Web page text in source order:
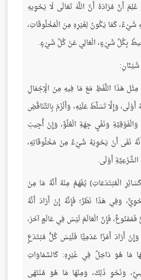
أَنَّ مُرَادَهُ أَنَّ اللَّهَ تَعَالَى لَا يَحْوِيهِ
كَمَا يَكُونُ لِغَيْرِهِ مِنَ الْمَخْلُوقَاتِ،
بِكُلِّ شَيْءٍ، الْعَالِي عَنْ كُلِّ شَيْءٍ.
هَذَا اللَّفْظِ مَعَ مَا فِيهِ مِنَ الْإِجْمَالِ
أَوْلَى، وَإِلَّا تَسَلَّطَ عَلَيْهِ، وَأَلْزَمَ بِالتَّنَاقُضِ
وَنَفْيِ جِهَةِ الْعُلُوِّ، وَإِنْ أُجِيبَ
نَفَى أَنْ يَحْوِيَهُ شَيْءٌ مِنْ مَخْلُوقَاتِهِ،
الشَّرْعِيَّةِ أَوْلَى.
الْمُبْتَدَعَاتِ) يُفْهَمُ مِنْهُ أَنَّهُ مَا مِنْ
وَفِي هَذَا نَظَرٌ؛ فَإِنَّهُ إِنْ أَرَادَ أَنَّهُ
فَإِنَّ الْعَالَمَ لَيْسَ فِي عَالَمٍ آخَرَ،
وَإِنْ أَرَادَ أَمْرًا عَدَمِيًّا فَلَيْسَ كُلُّ مُبْتَدَعٍ
مَا هُوَ دَاخِلٌ فِي غَيْرِهِ: كَالسَّمَاوَاتِ
وَنَحْوِ ذَلِكَ، وَمِنْهَا مَا هُوَ مُنْتَهَى